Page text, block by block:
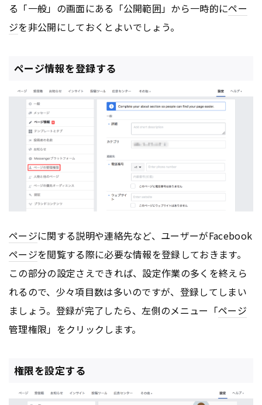
る「一般」の画面にある「公開範囲」から一時的にペー
ジを非公開にしておくとよいでしょう。
ページ情報を登録する
ページに関する説明や連絡先など、ユーザーがFacebook
ページを閲覧する際に必要な情報を登録しておきます。
この部分の設定さえできれば、設定作業の多くを終えら
れるので、少々項目数は多いのですが、登録してしまい
ましょう。登録が完了したら、左側のメニュー「ページ
管理権限」をクリックします。
権限を設定する